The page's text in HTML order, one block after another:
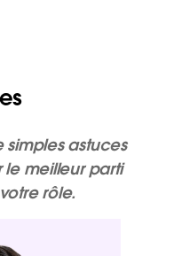
simples astuces
le meilleur parti
rôle.